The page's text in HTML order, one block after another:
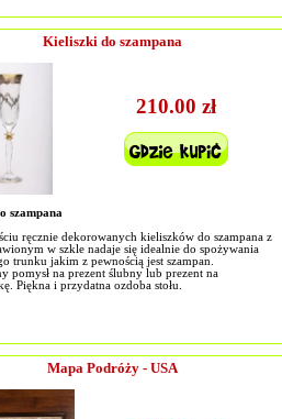
Kieliszki do szampana
210.00 zł
szampana
ręcznie dekorowanych kieliszków do szampana z
w szkle nadaje się idealnie do spożywania
trunku jakim z pewnością jest szampan.
pomysł na prezent ślubny lub prezent na
Piękna i przydatna ozdoba stołu.
Mapa Podróży - USA